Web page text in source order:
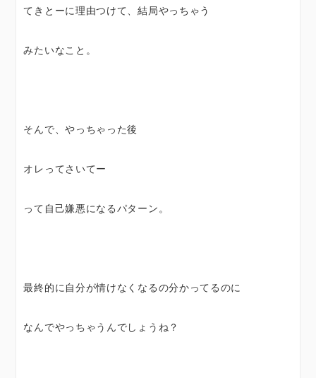
てきとーに理由つけて、結局やっちゃう
みたいなこと。
そんで、やっちゃった後
オレってさいてー
って自己嫌悪になるパターン。
最終的に自分が情けなくなるの分かってるのに
なんでやっちゃうんでしょうね？